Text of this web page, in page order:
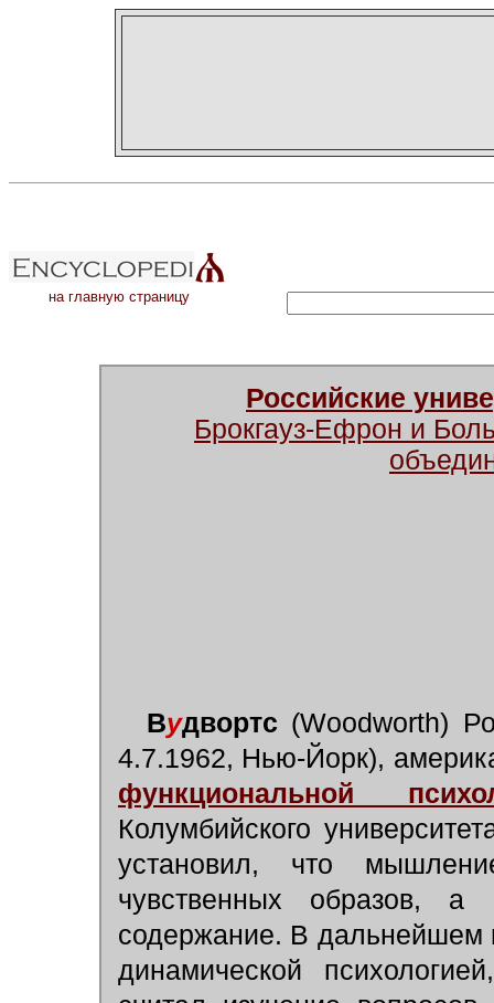
на главную страницу
Российские
Брокгауз-Ефрон и
Вудвортс (Woodworth)
4.7.1962, Нью-Йорк),
функциональной
Колумбийского
установил, что
чувственных образов, а
содержание. В дальнейшем
динамической